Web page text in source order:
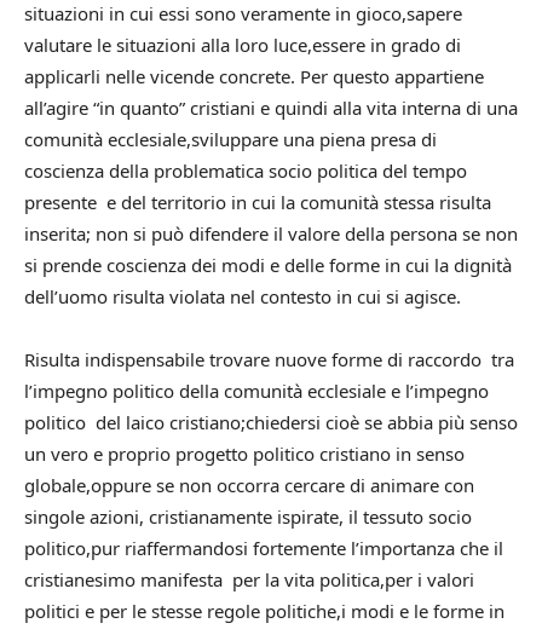
situazioni in cui essi sono veramente in gioco,sapere
valutare le situazioni alla loro luce,essere in grado di
applicarli nelle vicende concrete. Per questo appartiene
all’agire “in quanto” cristiani e quindi alla vita interna di una
comunità ecclesiale,sviluppare una piena presa di
coscienza della problematica socio politica del tempo
presente e del territorio in cui la comunità stessa risulta
inserita; non si può difendere il valore della persona se non
si prende coscienza dei modi e delle forme in cui la dignità
dell’uomo risulta violata nel contesto in cui si agisce.
Risulta indispensabile trovare nuove forme di raccordo tra
l’impegno politico della comunità ecclesiale e l’impegno
politico del laico cristiano;chiedersi cioè se abbia più senso
un vero e proprio progetto politico cristiano in senso
globale,oppure se non occorra cercare di animare con
singole azioni, cristianamente ispirate, il tessuto socio
politico,pur riaffermandosi fortemente l’importanza che il
cristianesimo manifesta per la vita politica,per i valori
politici e per le stesse regole politiche,i modi e le forme in